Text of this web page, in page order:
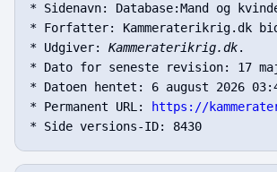
* Sidenavn: Database:Mand og
* Forfatter: Kammeraterikrig.dk
* Udgiver: Kammeraterikrig.dk.
* Dato for seneste revision: 17 maj
* Datoen hentet: 6 august 2026
* Permanent URL:
https://